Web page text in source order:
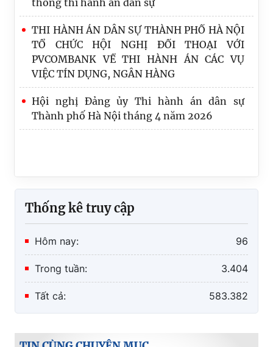
THI HÀNH ÁN DÂN SỰ THÀNH PHỐ HÀ NỘI
TỔ CHỨC HỘI NGHỊ ĐỐI THOẠI VỚI
PVCOMBANK VỀ THI HÀNH ÁN CÁC VỤ
VIỆC TÍN DỤNG, NGÂN HÀNG
Hội nghị Đảng ủy Thi hành án dân sự
Thành phố Hà Nội tháng 4 năm 2026
Thống kê truy cập
Hôm nay: 96
Trong tuần: 3.404
Tất cả: 583.382